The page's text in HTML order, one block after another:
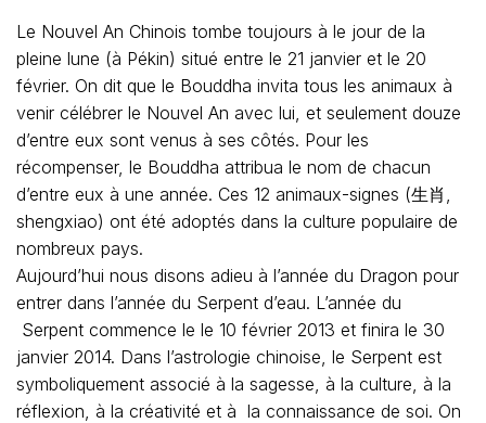
Le Nouvel An Chinois tombe toujours à le jour de la
pleine lune (à Pékin) situé entre le 21 janvier et le 20
février. On dit que le Bouddha invita tous les animaux à
venir célébrer le Nouvel An avec lui, et seulement douze
d’entre eux sont venus à ses côtés. Pour les
récompenser, le Bouddha attribua le nom de chacun
d’entre eux à une année. Ces 12 animaux-signes (生肖,
shengxiao) ont été adoptés dans la culture populaire de
nombreux pays.
Aujourd’hui nous disons adieu à l’année du Dragon pour
entrer dans l’année du Serpent d’eau. L’année du
Serpent commence le le 10 février 2013 et finira le 30
janvier 2014. Dans l’astrologie chinoise, le Serpent est
symboliquement associé à la sagesse, à la culture, à la
réflexion, à la créativité et à la connaissance de soi. On